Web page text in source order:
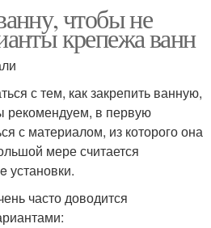
чтобы не
крепежа ванн
с тем, как закрепить ванную,
рекомендуем, в первую
с материалом, из которого она
мере считается
установки.
часто доводится